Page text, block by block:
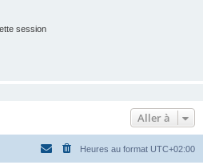
session
Aller à
Heures au format UTC+02:00